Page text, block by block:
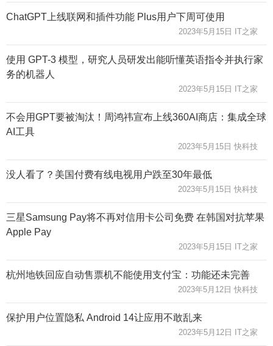
ChatGPT上线联网和插件功能 Plus用户下周可使用
2023年5月15日 IT之家
使用 GPT-3 模型，研究人员研发出能听懂英语指令并执行家
务的机器人
2023年5月15日 IT之家
不会用GPT要被淘汰！周鸿祎宣布上线360AI商店：集成全球
AI工具
2023年5月15日 快科技
没人看了？美国付费有线电视用户跌至30年最低
2023年5月15日 快科技
三星Samsung Pay将不再对信用卡公司免费 在韩国对抗苹果
Apple Pay
2023年5月15日 IT之家
杭州地铁回应自动售票机不能使用支付宝：功能还未完善
2023年5月12日 快科技
保护用户位置隐私 Android 14让应用不敢乱来
2023年5月12日 IT之家